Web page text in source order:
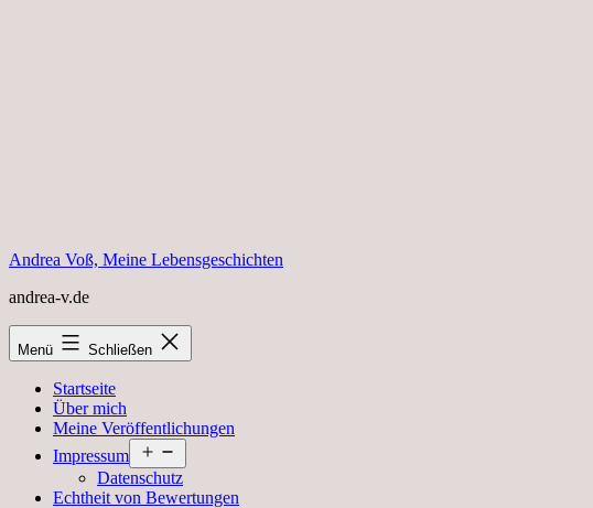
Andrea Voß, Meine Lebensgeschichten
andrea-v.de
Menü Schließen
Startseite
Über mich
Meine Veröffentlichungen
Impressum
öffnen
Datenschutz
Echtheit von Bewertungen